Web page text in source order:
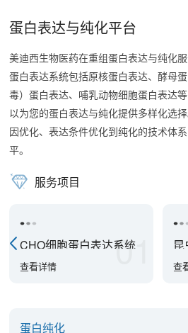
蛋白表达与纯化平台
美迪西生物医药在重组蛋白表达与纯化
蛋白表达系统包括原核蛋白表达、酵母
毒）蛋白表达、哺乳动物细胞蛋白表达
以为您的蛋白表达与纯化提供多样化选
因优化、表达条件优化到纯化的技术体
平。
服务项目
CHO细胞蛋白表达系统
查看详情 01 查
蛋白纯化